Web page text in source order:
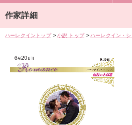
作家詳細
ハーレクイントップ 小説 トップ ハーレクイン・